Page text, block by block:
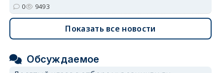
0 9493
Показать все новости
Обсуждаемое